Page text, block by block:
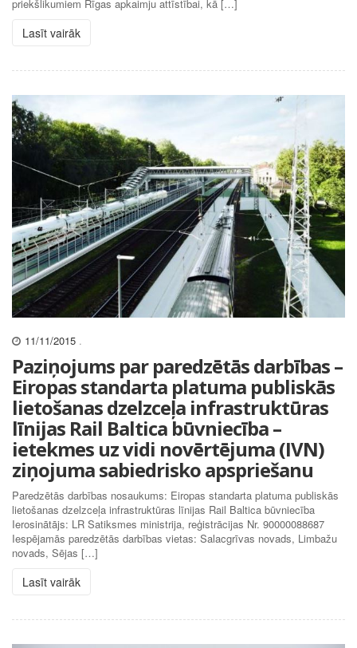
priekšlikumiem Rīgas apkaimju attīstībai, kā […]
Lasīt vairāk
11/11/2015 .
Paziņojums par paredzētās darbības –
Eiropas standarta platuma publiskās
lietošanas dzelzceļa infrastruktūras
līnijas Rail Baltica būvniecība –
ietekmes uz vidi novērtējuma (IVN)
ziņojuma sabiedrisko apspriešanu
Paredzētās darbības nosaukums: Eiropas standarta platuma publiskās
lietošanas dzelzceļa infrastruktūras līnijas Rail Baltica būvniecība
Ierosinātājs: LR Satiksmes ministrija, reģistrācijas Nr. 90000088687
Iespējamās paredzētās darbības vietas: Salacgrīvas novads, Limbažu
novads, Sējas […]
Lasīt vairāk